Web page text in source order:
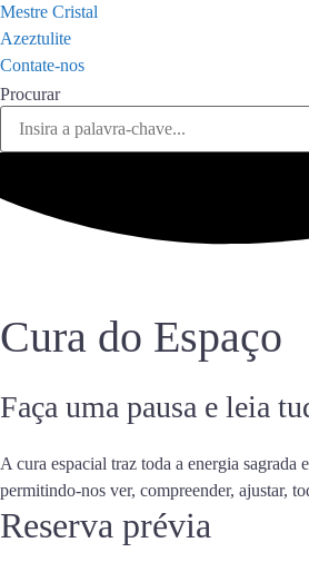
Mestre Cristal
Azeztulite
Contate-nos
Procurar
Cura do Espaço
Faça uma pausa e leia
A cura espacial traz toda a energia sagrada
permitindo-nos ver, compreender, ajustar,
Reserva prévia